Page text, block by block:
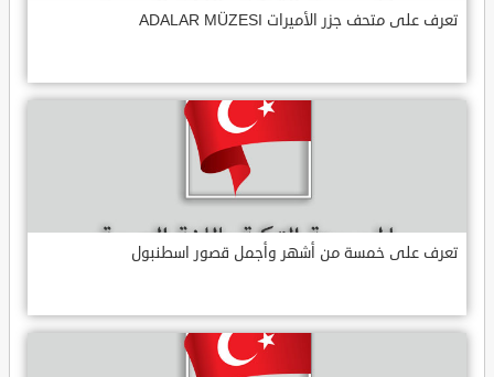
تعرف على متحف جزر الأميرات ADALAR MÜZESI
تعرف على خمسة من أشهر وأجمل قصور اسطنبول